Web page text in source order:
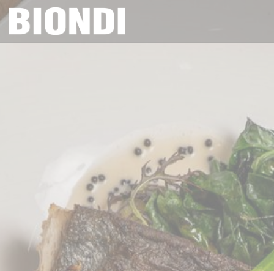
Personalizzazione delle tue scelte sui cookie